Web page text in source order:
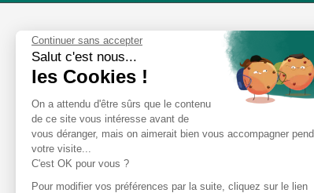
Phox
Spécialiste de l'image
Suivez-nous
Avis clients
8,2/10 Avis vérifiés
A
Notre
Nos
Notre
Continuer sans accepter
Salut c'est nous...
les Cookies !
On a attendu d'être sûrs que le contenu
de ce site vous intéresse avant de
vous déranger, mais on aimerait bien vous accompagner
votre visite...
C'est OK pour vous ?
Pour modifier vos préférences par la suite, cliquez sur le lien